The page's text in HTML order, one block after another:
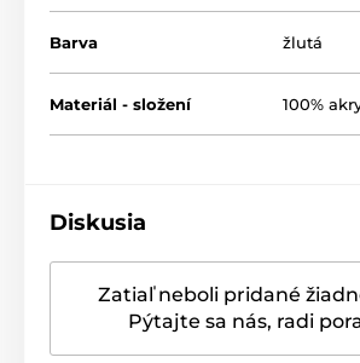
Barva žlutá
Materiál - složení 100%
Diskusia
Zatiaľ neboli pridané
Pýtajte sa nás, radi